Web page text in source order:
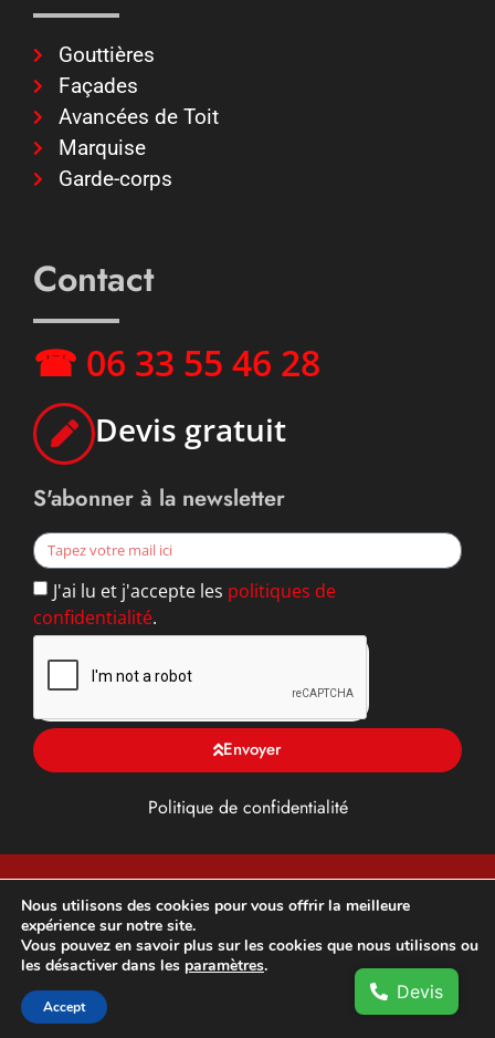
Devis
Gouttières
Façades
Avancées de Toit
Marquise
Garde-corps
Contact
☎ 06 33 55 46 28
Devis gratuit
S'abonner à la newsletter
J'ai lu et j'accepte les politiques de
confidentialité.
Envoyer
Politique de confidentialité
TFG ALU, Toiture, façade et Gouttière en Yvelines (78),
franchisé DAL’ALU –Développement et optimisation SEO
parDM3 Marketing Digital
Nous utilisons des cookies pour vous offrir la meilleure
expérience sur notre site.
Vous pouvez en savoir plus sur les cookies que nous utilisons ou
les désactiver dans les paramètres.
Accept